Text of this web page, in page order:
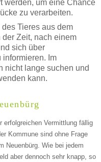
werden, um eine Chance
zu verarbeiten.
Tieres aus dem
Zeit, nach einem
sich über
Im
nicht lange suchen und
kann.
erfolgreichen Vermittlung fällig
Kommune sind ohne Frage
Neuenbürg. Wie bei jedem
aber dennoch sehr knapp, so